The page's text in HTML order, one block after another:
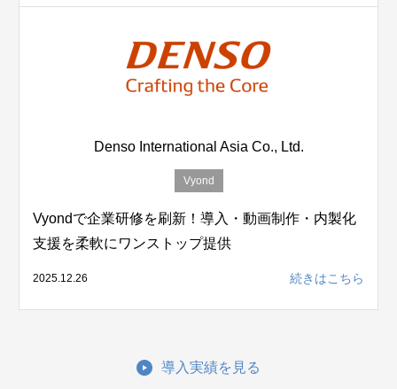
Denso International Asia Co., Ltd.
Vyond
Vyondで企業研修を刷新！導入・動画制作・内製化
支援を柔軟にワンストップ提供
2025.12.26 続きはこちら
導入実績を見る